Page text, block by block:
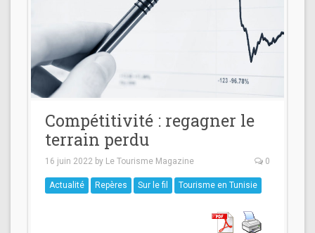
Compétitivité : regagner le
terrain perdu
16 juin 2022 by Le Tourisme Magazine 0
Actualité Repères Sur le fil Tourisme en Tunisie